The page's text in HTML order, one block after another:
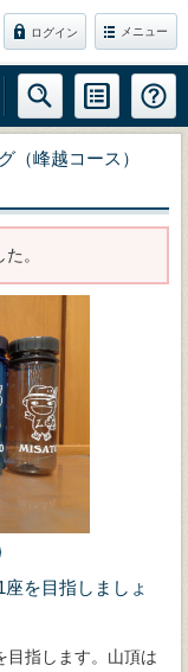
ログイン メニュー
（峰越コース）
。
を目指しましょ
目指します。山頂は